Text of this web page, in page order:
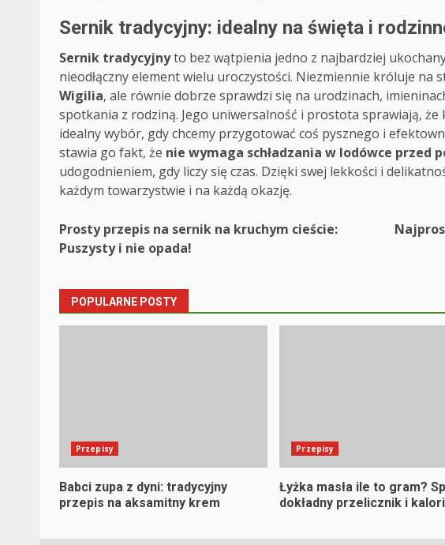
Sernik tradycyjny: idealny na święta i
Sernik tradycyjnyto bez wątpienia jedno z najbardziej
nieodłączny element wielu uroczystości. Niezmiennie króluje na
Wigilia, ale równie dobrze sprawdzi się na urodzinach,
spotkania z rodziną. Jego uniwersalność i prostota sprawiają, że
idealny wybór, gdy chcemy przygotować coś pysznego i
stawia go fakt, że nie wymaga schładzania w lodówce przed
udogodnieniem, gdy liczy się czas. Dzięki swej lekkości i
każdym towarzystwie i na każdą okazję.
Post
navigation
Prosty przepis na sernik na kruchym cieście:
Puszysty i nie opada!
POPULARNE POSTY
Przepisy
Babci zupa z dyni: tradycyjny
przepis na aksamitny krem
Przepisy
Łyżka masła ile to gram?
dokładny przelicznik i